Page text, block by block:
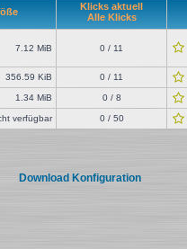
Klicks aktuell
Alle Klicks
7.12 MiB 0 / 11
356.59 KiB 0 / 11
1.34 MiB 0 / 8
verfügbar 0 / 50
Download Konfiguration